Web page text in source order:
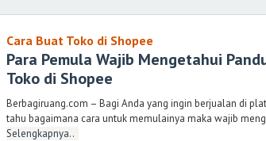
Cara Buat Toko di Shopee
Para Pemula Wajib Mengetahui
Toko di Shopee
Berbagiruang.com – Bagi Anda yang ingin berjualan di
tahu bagaimana cara untuk memulainya maka wajib
Selengkapnya..